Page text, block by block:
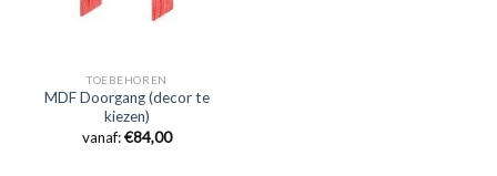
TOEBEHOREN
MDF Doorgang (decor te
kiezen)
vanaf:€84,00